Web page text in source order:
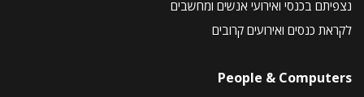
נצפיתם בכנסי ואירועי אנשים ומחשבים
לקראת כנסים ואירועים קרובים
People & Computers